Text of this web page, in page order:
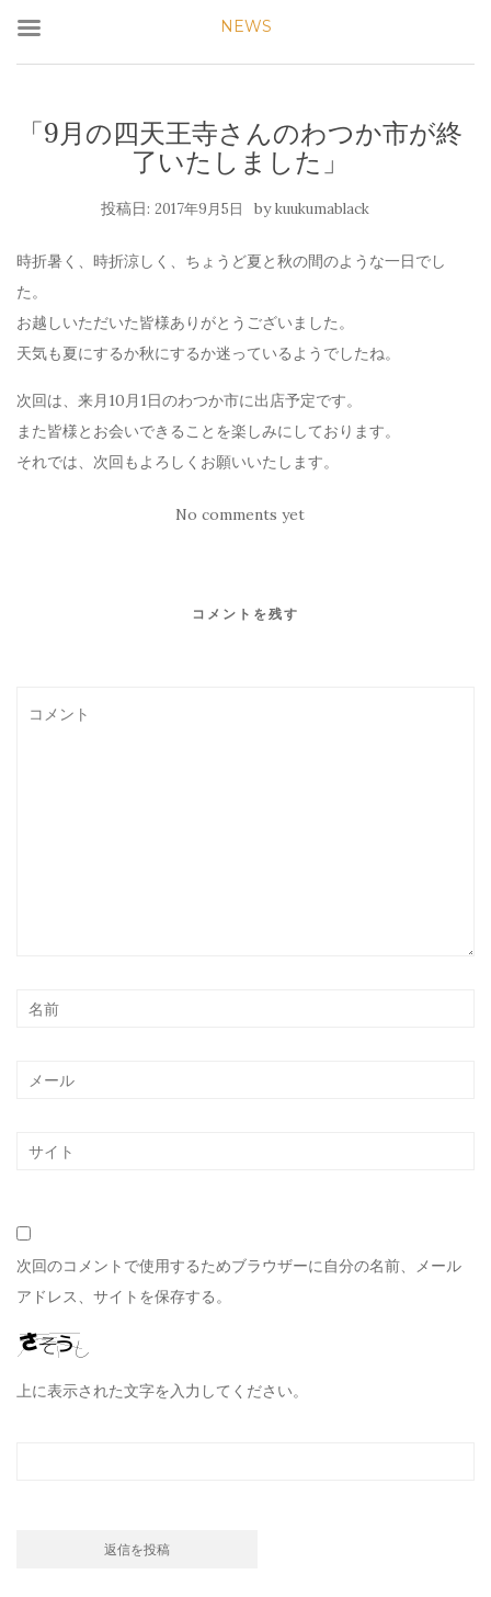
NEWS
「9月の四天王寺さんのわつか市が終
了いたしました」
投稿日: 2017年9月5日 bykuukumablack
時折暑く、時折涼しく、ちょうど夏と秋の間のような一日でし
た。
お越しいただいた皆様ありがとうございました。
天気も夏にするか秋にするか迷っているようでしたね。
次回は、来月10月1日のわつか市に出店予定です。
また皆様とお会いできることを楽しみにしております。
それでは、次回もよろしくお願いいたします。
No comments yet
コメントを残す
次回のコメントで使用するためブラウザーに自分の名前、メール
アドレス、サイトを保存する。
上に表示された文字を入力してください。